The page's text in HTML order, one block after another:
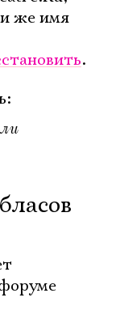
же имя
.